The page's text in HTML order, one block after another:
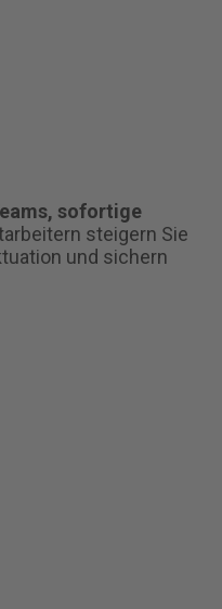
sofortige
steigern Sie
und sichern